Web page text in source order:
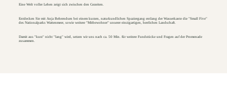
Eine Welt voller Leben zeigt sich zwischen den Gezeiten.
Entdecken Sie mit Anja Behrendsen bei einem kurzen, naturkundlichen Spaziergang entlang der Wasserkante die "Small Five"
des Nationalparks Wattenmeer, sowie weitere "Mitbewohner" unserer einzigartigen, herrlichen Landschaft.
Damit aus "kurz" nicht "lang" wird, setzen wir uns nach ca. 50 Min. für weitere Fundstücke und Fragen auf der Promenade
zusammen.